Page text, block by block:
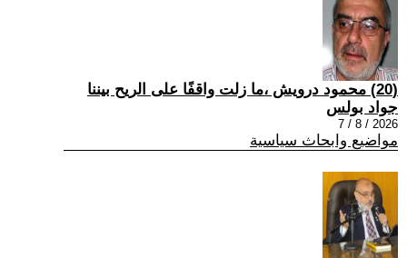
(20) محمود درويش ،ما زلت واقفًا على الريح بيننا
جواد بولس
2026 / 8 / 7
مواضيع وابحاث سياسية